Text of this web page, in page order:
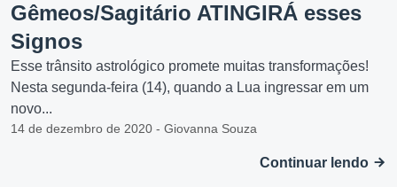
Gêmeos/Sagitário ATINGIRÁ esses
Signos
Esse trânsito astrológico promete muitas transformações!
Nesta segunda-feira (14), quando a Lua ingressar em um
novo...
14 de dezembro de 2020 - Giovanna Souza
Continuar lendo